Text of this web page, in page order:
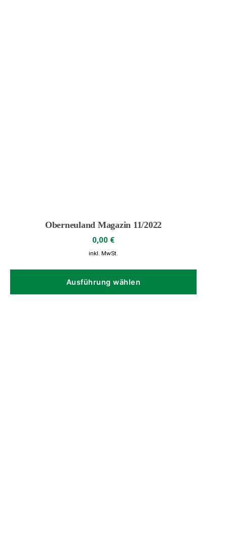
Oberneuland Magazin 11/2022
0,00 €
inkl. MwSt.
Ausführung wählen
Dieses
weist